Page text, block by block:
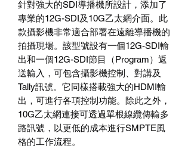
針對強大的SDI導播機所設計，添加了
專業的12G-SDI及10G乙太網介面。此
款攝影機非常適合部署在遠離導播機的
拍攝現場。該型號設有一個12G-SDI輸
出和一個12G-SDI節目（Program）返
送輸入，可包含攝影機控制、對講及
Tally訊號。它同樣搭載強大的HDMI輸
出，可進行各項控制功能。除此之外，
10G乙太網連接可透過單根線纜傳輸多
路訊號，以更低的成本進行SMPTE風
格的工作流程。